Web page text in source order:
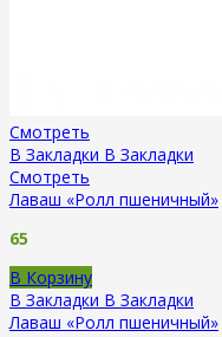
Смотреть
В Закладки В Закладки
Смотреть
Лаваш «Ролл пшеничный»
65
В Корзину
В Закладки В Закладки
Лаваш «Ролл пшеничный»